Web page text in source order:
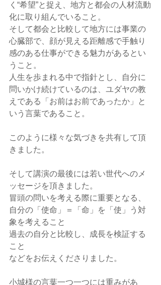
く“希望”と捉え、地方と都会の人材流動
化に取り組んでいること。
そして都会と比較して地方には事業の
心臓部で、顔が見える距離感で手触り
感のある仕事ができる魅力があるとい
うこと。
人生を歩まれる中で指針とし、自分に
問いかけ続けているのは、ユダヤの教
えである「お前はお前であったか」と
いう言葉であること。
このように様々な気づきを共有して頂
きました。
そして講演の最後には若い世代へのメ
ッセージを頂きました。
冒頭の問いを考える際に重要となる、
自分の「使命」＝「命」を「使」う対
象を考えること
過去の自分と比較し、成長を検証する
こと
などをお伝えくださりました。
小城様の言葉一つ一つには重みがあ